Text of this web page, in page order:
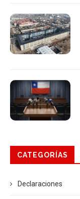
CATEGORÍAS
Declaraciones